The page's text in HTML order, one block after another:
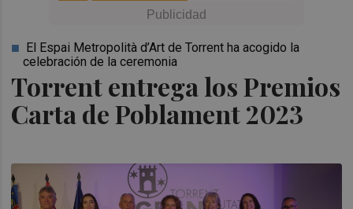
Torrent entrega los Premios
Carta de Poblament 2023
El Espai Metropolità d’Art de Torrent ha acogido la
celebración de la ceremonia